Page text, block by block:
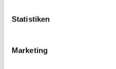
Datenschutzerklärung. Ihre
Nutzung können Sie
Statistiken
Marketing